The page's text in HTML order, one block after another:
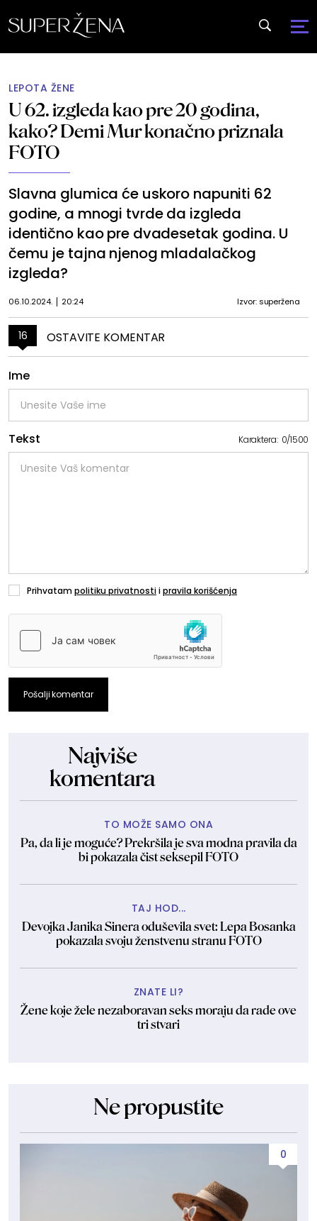
LEPOTA ŽENE
U 62. izgleda kao pre 20 godina,
kako? Demi Mur konačno priznala
FOTO
Slavna glumica će uskoro napuniti 62
godine, a mnogi tvrde da izgleda
identično kao pre dvadesetak godina. U
čemu je tajna njenog mladalačkog
izgleda?
06.10.2024. 20:24 Izvor: superžena
16 OSTAVITE KOMENTAR
Ime
Tekst Karaktera: 0/1500
Prihvatampolitiku privatnostiipravila korišćenja
Pošalji komentar
Najviše
komentara
TO MOŽE SAMO ONA
Pa, da li je moguće? Prekršila je sva modna pravila da
bi pokazala čist seksepil FOTO
TAJ HOD...
Devojka Janika Sinera oduševila svet: Lepa Bosanka
pokazala svoju ženstvenu stranu FOTO
ZNATE LI?
Žene koje žele nezaboravan seks moraju da rade ove
tri stvari
Ne propustite
0